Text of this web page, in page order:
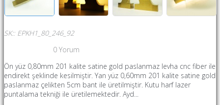
SK:: EPKH1_80_246_92
0 Yorum
Ön yüz 0,80mm 201 kalite satine gold paslanmaz levha cnc fiber ile
endirekt şeklinde kesilmiştir. Yan yüz 0,60mm 201 kalite satine gold
paslanmaz çelikten 5cm bant ile üretilmiştir. Kutu harf lazer
puntalama tekniği ile üretilemektedir. Ayd...